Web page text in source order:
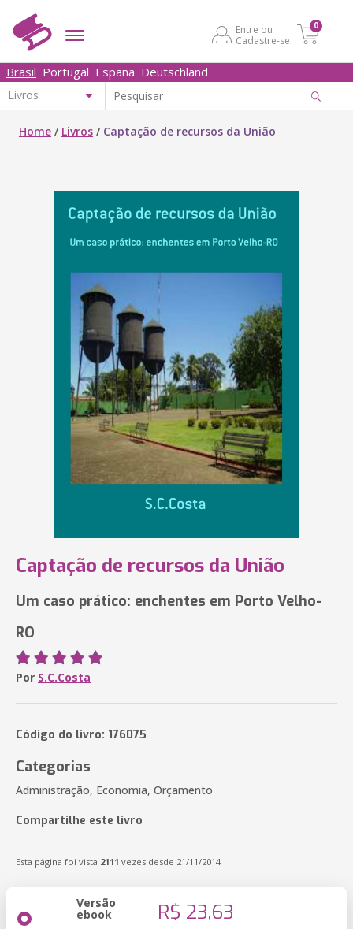
Entre ou
Cadastre-se
0
Brasil Portugal España Deutschland
Home / Livros / Captação de recursos da União
Captação de recursos da União
Um caso prático: enchentes em Porto Velho-
RO
Por S.C.Costa
Código do livro: 176075
Categorias
Administração, Economia, Orçamento
Compartilhe este livro
Esta página foi vista 2111 vezes desde 21/11/2014
Versão
ebook R$ 23,63